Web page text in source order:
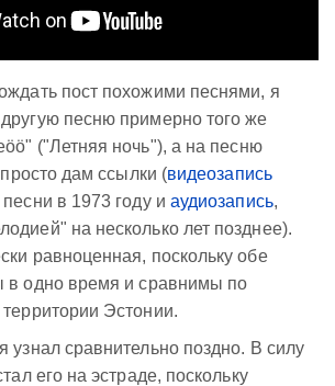
пост похожими песнями, я
песню примерно того же
("Летняя ночь"), а на песню
дам ссылки (видеозапись
в 1973 году и аудиозапись,
на несколько лет позднее).
равноценная, поскольку обе
в одно время и сравнимы по
Эстонии.
узнал сравнительно поздно. В силу
его на эстраде, поскольку